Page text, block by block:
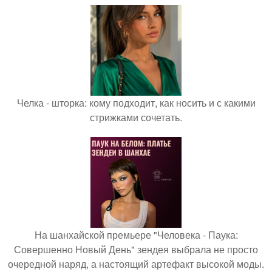
Челка - шторка: кому подходит, как носить и с какими
стрижками сочетать.
На шанхайской премьере "Человека - Паука:
Совершенно Новый День" зендея выбрала не просто
очередной наряд, а настоящий артефакт высокой моды.